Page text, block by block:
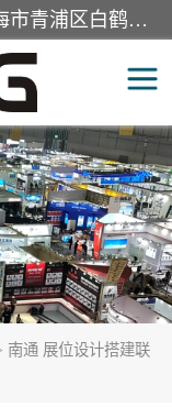
上海日朗展览服务有限公司位于上海市青浦区白鹤镇，营业范围有展览展示会务服务，室内装饰设计及施工，展示道具设计制作，舞台设计，图文设计，灯箱制作，园林绿化工程，广告装潢材料，建筑材料，办公用品，工艺礼品日用百货销售。
南通 展位设计搭建联
议执行
作
建
务